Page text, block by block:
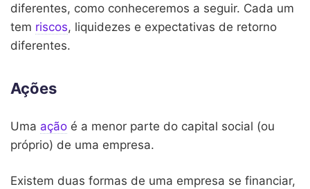
diferentes, como conheceremos a seguir. Cada um
tem riscos, liquidezes e expectativas de retorno
diferentes.
Ações
Uma ação é a menor parte do capital social (ou
próprio) de uma empresa.
Existem duas formas de uma empresa se financiar,